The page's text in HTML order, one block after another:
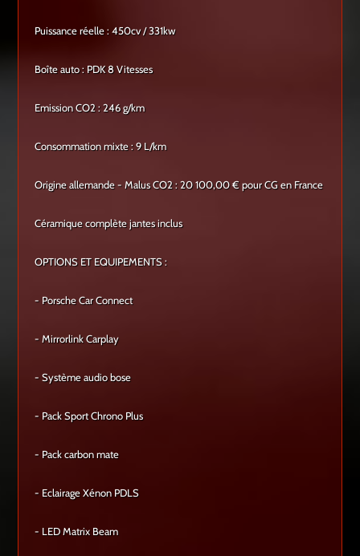
Puissance réelle : 450cv / 331kw
Boîte auto : PDK 8 Vitesses
Emission CO2 : 246 g/km
Consommation mixte : 9 L/km
Origine allemande - Malus CO2 : 20 100,00 € pour CG en France
Céramique complète jantes inclus
OPTIONS ET EQUIPEMENTS :
- Porsche Car Connect
- Mirrorlink Carplay
- Système audio bose
- Pack Sport Chrono Plus
- Pack carbon mate
- Eclairage Xénon PDLS
- LED Matrix Beam